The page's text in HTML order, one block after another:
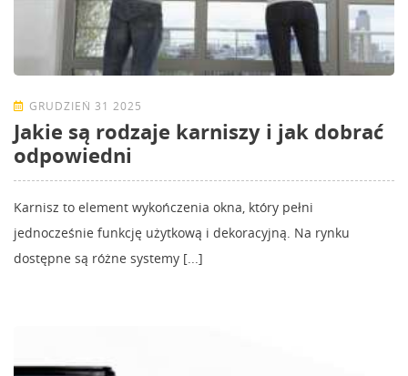
GRUDZIEŃ 31 2025
Jakie są rodzaje karniszy i jak dobrać
odpowiedni
Karnisz to element wykończenia okna, który pełni
jednocześnie funkcję użytkową i dekoracyjną. Na rynku
dostępne są różne systemy [...]